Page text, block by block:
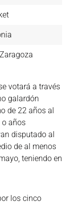
votará a través
galardón
de 22 años al
o años
disputado al
de al menos
teniendo en
los cinco